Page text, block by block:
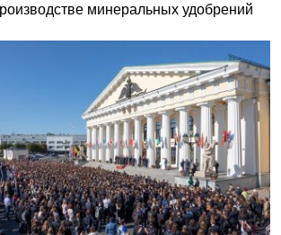
минеральных удобрений